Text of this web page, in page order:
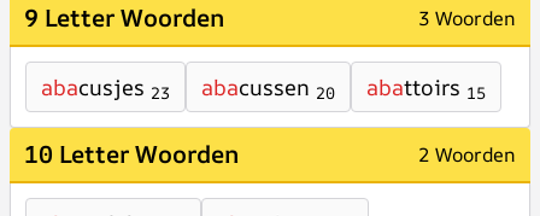
9 Letter Woorden 3 Woorden
abacusjes 23 abacussen 20 abattoirs 15
10 Letter Woorden 2 Woorden